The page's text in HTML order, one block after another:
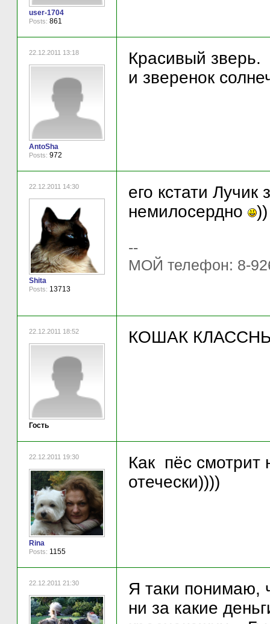
user-1704
Posts: 861
22.12.2011 13:18
AntoSha
Posts: 972
Красивый зверь.
и зверенок
22.12.2011 14:30
Shita
Posts: 13713
его кстати Лучик
немилосердно
))
--
МОЙ телефон: 8-
22.12.2011 18:52
Гость
КОШАК
22.12.2011 19:30
Rina
Posts: 1155
Как пёс смотрит
отечески))))
22.12.2011 21:30
Я таки понимаю,
ни за какие